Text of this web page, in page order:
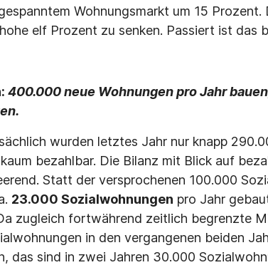
Wohnungsmarkt um 15 Prozent.
elf Prozent zu senken. Passiert ist das
400.000 neue Wohnungen pro Jahr
wurden letztes Jahr nur knapp
bezahlbar. Die Bilanz mit Blick auf
Statt der versprochenen 100.000
23.000 Sozialwohnungen pro Jahr
zugleich fortwährend zeitlich begrenzte
in den vergangenen beiden
das sind in zwei Jahren 30.000